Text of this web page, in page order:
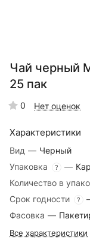
Чай черный
25 пак
0 Нет оценок
Характеристики
Вид — Черный
Упаковка
? —
Количество в
Срок годности
?
Фасовка —
Все характеристики